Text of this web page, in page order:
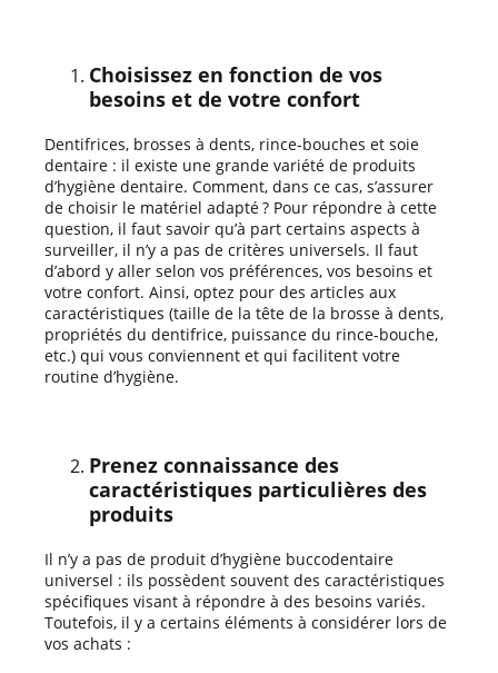
Choisissez en fonction de vos
besoins et de votre confort
Dentifrices, brosses à dents, rince-bouches et soie
dentaire : il existe une grande variété de produits
d’hygiène dentaire. Comment, dans ce cas, s’assurer
de choisir le matériel adapté ? Pour répondre à cette
question, il faut savoir qu’à part certains aspects à
surveiller, il n’y a pas de critères universels. Il faut
d’abord y aller selon vos préférences, vos besoins et
votre confort. Ainsi, optez pour des articles aux
caractéristiques (taille de la tête de la brosse à dents,
propriétés du dentifrice, puissance du rince-bouche,
etc.) qui vous conviennent et qui facilitent votre
routine d’hygiène.
Prenez connaissance des
caractéristiques particulières des
produits
Il n’y a pas de produit d’hygiène buccodentaire
universel : ils possèdent souvent des caractéristiques
spécifiques visant à répondre à des besoins variés.
Toutefois, il y a certains éléments à considérer lors de
vos achats :